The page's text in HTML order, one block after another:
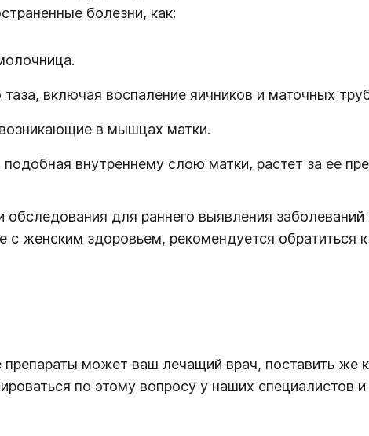
болезни, как:
включая воспаление яичников и маточных
в мышцах матки.
внутреннему слою матки, растет за ее
для раннего выявления
женским здоровьем, рекомендуется обратиться
может ваш лечащий врач, поставить же
по этому вопросу у наших специалистов и